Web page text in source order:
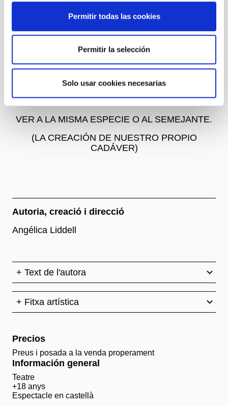
Permitir todas las cookies
Permitir la selección
Solo usar cookies necesarias
26/06/27
TODO LO QUE SE HACE PEDAZOS ES UNA
FLOR (LA LOCURA)
27/06/27
AUTOPSIA. VER CON TUS PROPIOS OJOS.
VER A LA MISMA ESPECIE O AL SEMEJANTE.
(LA CREACIÓN DE NUESTRO PROPIO
CADÁVER)
Autoria, creació i direcció
Angélica Liddell
+ Text de l'autora
+ Fitxa artística
Precios
Preus i posada a la venda properament
Información general
Teatre
+18 anys
Espectacle en castellà